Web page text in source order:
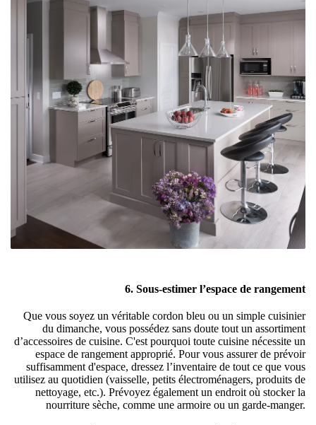
6. Sous-estimer l’espace de rangement
Que vous soyez un véritable cordon bleu ou un simple cuisinier
du dimanche, vous possédez sans doute tout un assortiment
d’accessoires de cuisine. C'est pourquoi toute cuisine nécessite un
espace de rangement approprié. Pour vous assurer de prévoir
suffisamment d'espace, dressez l’inventaire de tout ce que vous
utilisez au quotidien (vaisselle, petits électroménagers, produits de
nettoyage, etc.). Prévoyez également un endroit où stocker la
nourriture sèche, comme une armoire ou un garde-manger.